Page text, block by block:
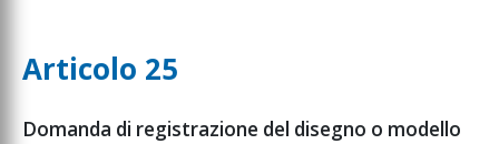
Articolo 25
Domanda di registrazione del disegno o modello